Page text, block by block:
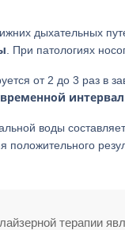
дыхательных
. При патологиях
от 2 до 3 раз в
воды
положительного
терапии